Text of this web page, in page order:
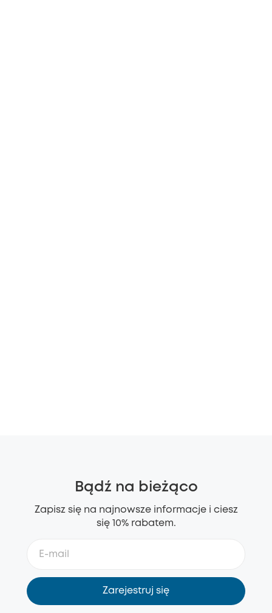
Bądź na bieżąco
Zapisz się na najnowsze informacje i ciesz
się 10% rabatem.
Zarejestruj się